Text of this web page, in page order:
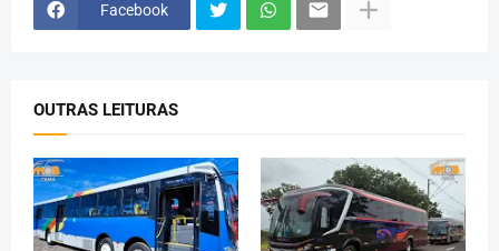
Facebook
OUTRAS LEITURAS